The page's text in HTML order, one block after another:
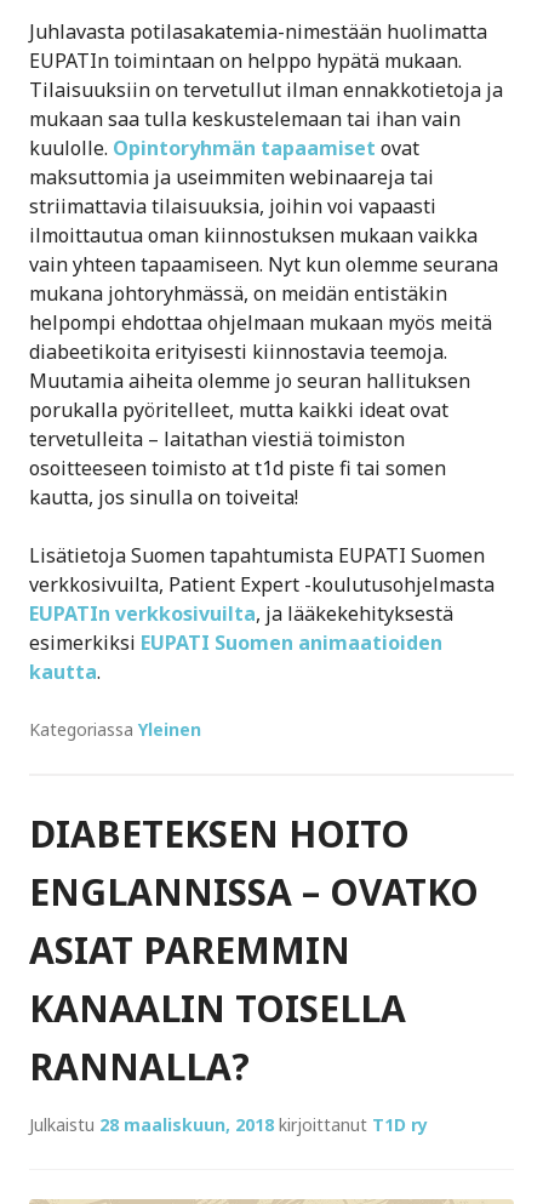
Juhlavasta potilasakatemia-nimestään huolimatta
EUPATIn toimintaan on helppo hypätä mukaan.
Tilaisuuksiin on tervetullut ilman ennakkotietoja ja
mukaan saa tulla keskustelemaan tai ihan vain
kuulolle. Opintoryhmän tapaamiset ovat
maksuttomia ja useimmiten webinaareja tai
striimattavia tilaisuuksia, joihin voi vapaasti
ilmoittautua oman kiinnostuksen mukaan vaikka
vain yhteen tapaamiseen. Nyt kun olemme seurana
mukana johtoryhmässä, on meidän entistäkin
helpompi ehdottaa ohjelmaan mukaan myös meitä
diabeetikoita erityisesti kiinnostavia teemoja.
Muutamia aiheita olemme jo seuran hallituksen
porukalla pyöritelleet, mutta kaikki ideat ovat
tervetulleita – laitathan viestiä toimiston
osoitteeseen toimisto at t1d piste fi tai somen
kautta, jos sinulla on toiveita!
Lisätietoja Suomen tapahtumista EUPATI Suomen
verkkosivuilta, Patient Expert -koulutusohjelmasta
EUPATIn verkkosivuilta, ja lääkekehityksestä
esimerkiksi EUPATI Suomen animaatioiden
kautta.
Kategoriassa Yleinen
DIABETEKSEN HOITO
ENGLANNISSA – OVATKO
ASIAT PAREMMIN
KANAALIN TOISELLA
RANNALLA?
Julkaistu 28 maaliskuun, 2018 kirjoittanut T1D ry